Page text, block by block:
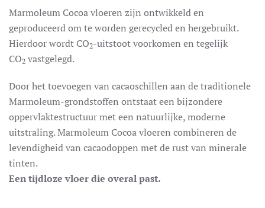
Marmoleum Cocoa vloeren zijn ontwikkeld en
geproduceerd om te worden gerecycled en hergebruikt.
Hierdoor wordt CO2-uitstoot voorkomen en tegelijk
CO2 vastgelegd.
Door het toevoegen van cacaoschillen aan de traditionele
Marmoleum-grondstoffen ontstaat een bijzondere
oppervlaktestructuur met een natuurlijke, moderne
uitstraling. Marmoleum Cocoa vloeren combineren de
levendigheid van cacaodoppen met de rust van minerale
tinten.
Een tijdloze vloer die overal past.